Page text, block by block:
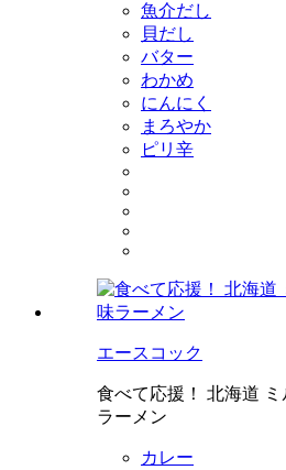
魚介だし
貝だし
バター
わかめ
にんにく
まろやか
ピリ辛
エースコック
食べて応援！ 北海道
ラーメン
カレー